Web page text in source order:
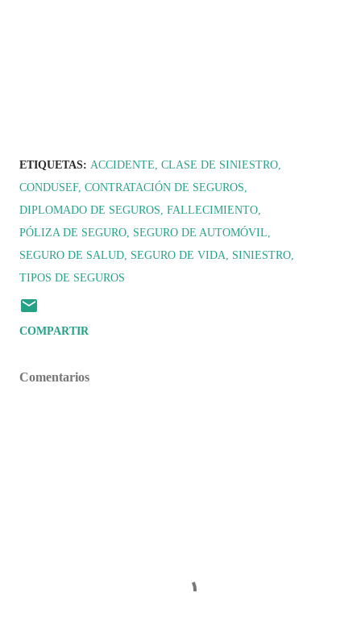
ETIQUETAS: ACCIDENTE CLASE DE SINIESTRO
CONDUSEF CONTRATACIÓN DE SEGUROS
DIPLOMADO DE SEGUROS FALLECIMIENTO
PÓLIZA DE SEGURO SEGURO DE AUTOMÓVIL
SEGURO DE SALUD SEGURO DE VIDA SINIESTRO
TIPOS DE SEGUROS
COMPARTIR
Comentarios